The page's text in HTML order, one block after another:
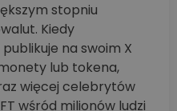
stopniu
Kiedy
na swoim X
lub tokena,
więcej celebrytów
wśród milionów ludzi